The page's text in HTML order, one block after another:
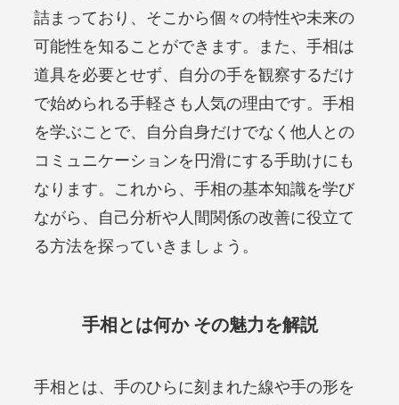
詰まっており、そこから個々の特性や未来の
可能性を知ることができます。また、手相は
道具を必要とせず、自分の手を観察するだけ
で始められる手軽さも人気の理由です。手相
を学ぶことで、自分自身だけでなく他人との
コミュニケーションを円滑にする手助けにも
なります。これから、手相の基本知識を学び
ながら、自己分析や人間関係の改善に役立て
る方法を探っていきましょう。
手相とは何か その魅力を解説
手相とは、手のひらに刻まれた線や手の形を